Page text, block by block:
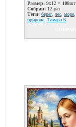
Размер: 9x12 = 108шт
Собран: 12 раз
Теги: берег, лес море
природа Тамара Б